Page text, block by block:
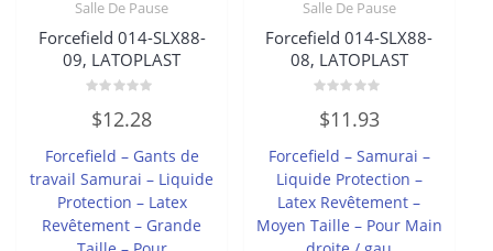
Salle De Pause
Forcefield 014-SLX88-
09, LATOPLAST
0
sur
$12.28
Forcefield – Gants de
travail Samurai – Liquide
Protection – Latex
Revêtement – Grande
Salle De Pause
Forcefield 014-SLX88-
08, LATOPLAST
0
sur
$11.93
Forcefield – Samurai –
Liquide Protection –
Latex Revêtement –
Moyen Taille – Pour Main